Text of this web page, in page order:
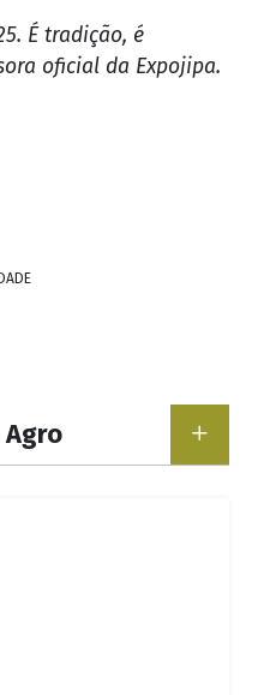
É tradição, é
oficial da Expojipa.
Agro